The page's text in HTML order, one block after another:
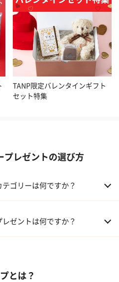
TANP限定バレンタインギフト
セット特集
プレゼントの選び方
ゴリーは何ですか？
ゼントは何ですか？
ィントリップ［日本限定ピンクゴ
とは？